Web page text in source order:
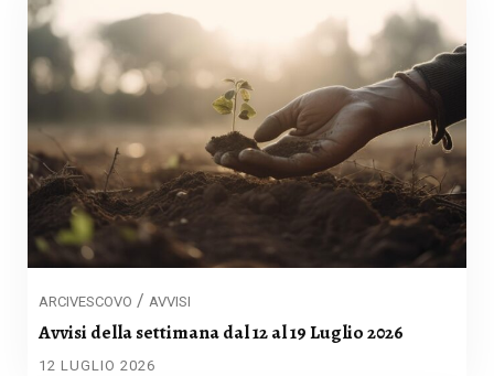
ARCIVESCOVO / AVVISI
Avvisi della settimana dal 12 al 19 Luglio 2026
12 LUGLIO 2026